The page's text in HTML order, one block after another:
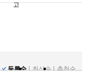
고
등록순
최신순 추천순